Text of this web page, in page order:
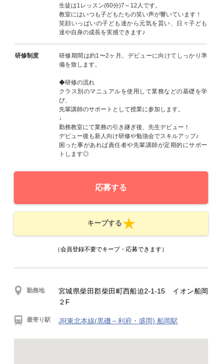
生徒は1レッスン(60分)7～12人です。
教室にはいつも子どもたちの笑い声が響いています！
笑顔いっぱいの子ども達から元気を貰い、日々子ども
達や自身の成長を実感できます♪
研修制度
研修期間は約1〜2ヶ月。デビューに向けてしっかり準
備を致します。
◆研修の流れ
クラス別のマニュアルを使用して業務などの基礎を学
び、
先輩講師のサポートとして授業に参加します。
↓
勤務教室にて業務の引き継ぎ後、先生デビュー！
デビュー後も新人向け研修や勉強会でスキルアップ♪
困った事があれば責任者や先輩講師が定期的にサポー
トします◎
応募する
キープする
（会員登録不要でキープ・応募できます）
勤務地
宮城県柴田郡柴田町西船迫2-1-15 イオン船岡
２F
最寄り駅 JR東北本線(黒磯～利府・盛岡) 船岡駅